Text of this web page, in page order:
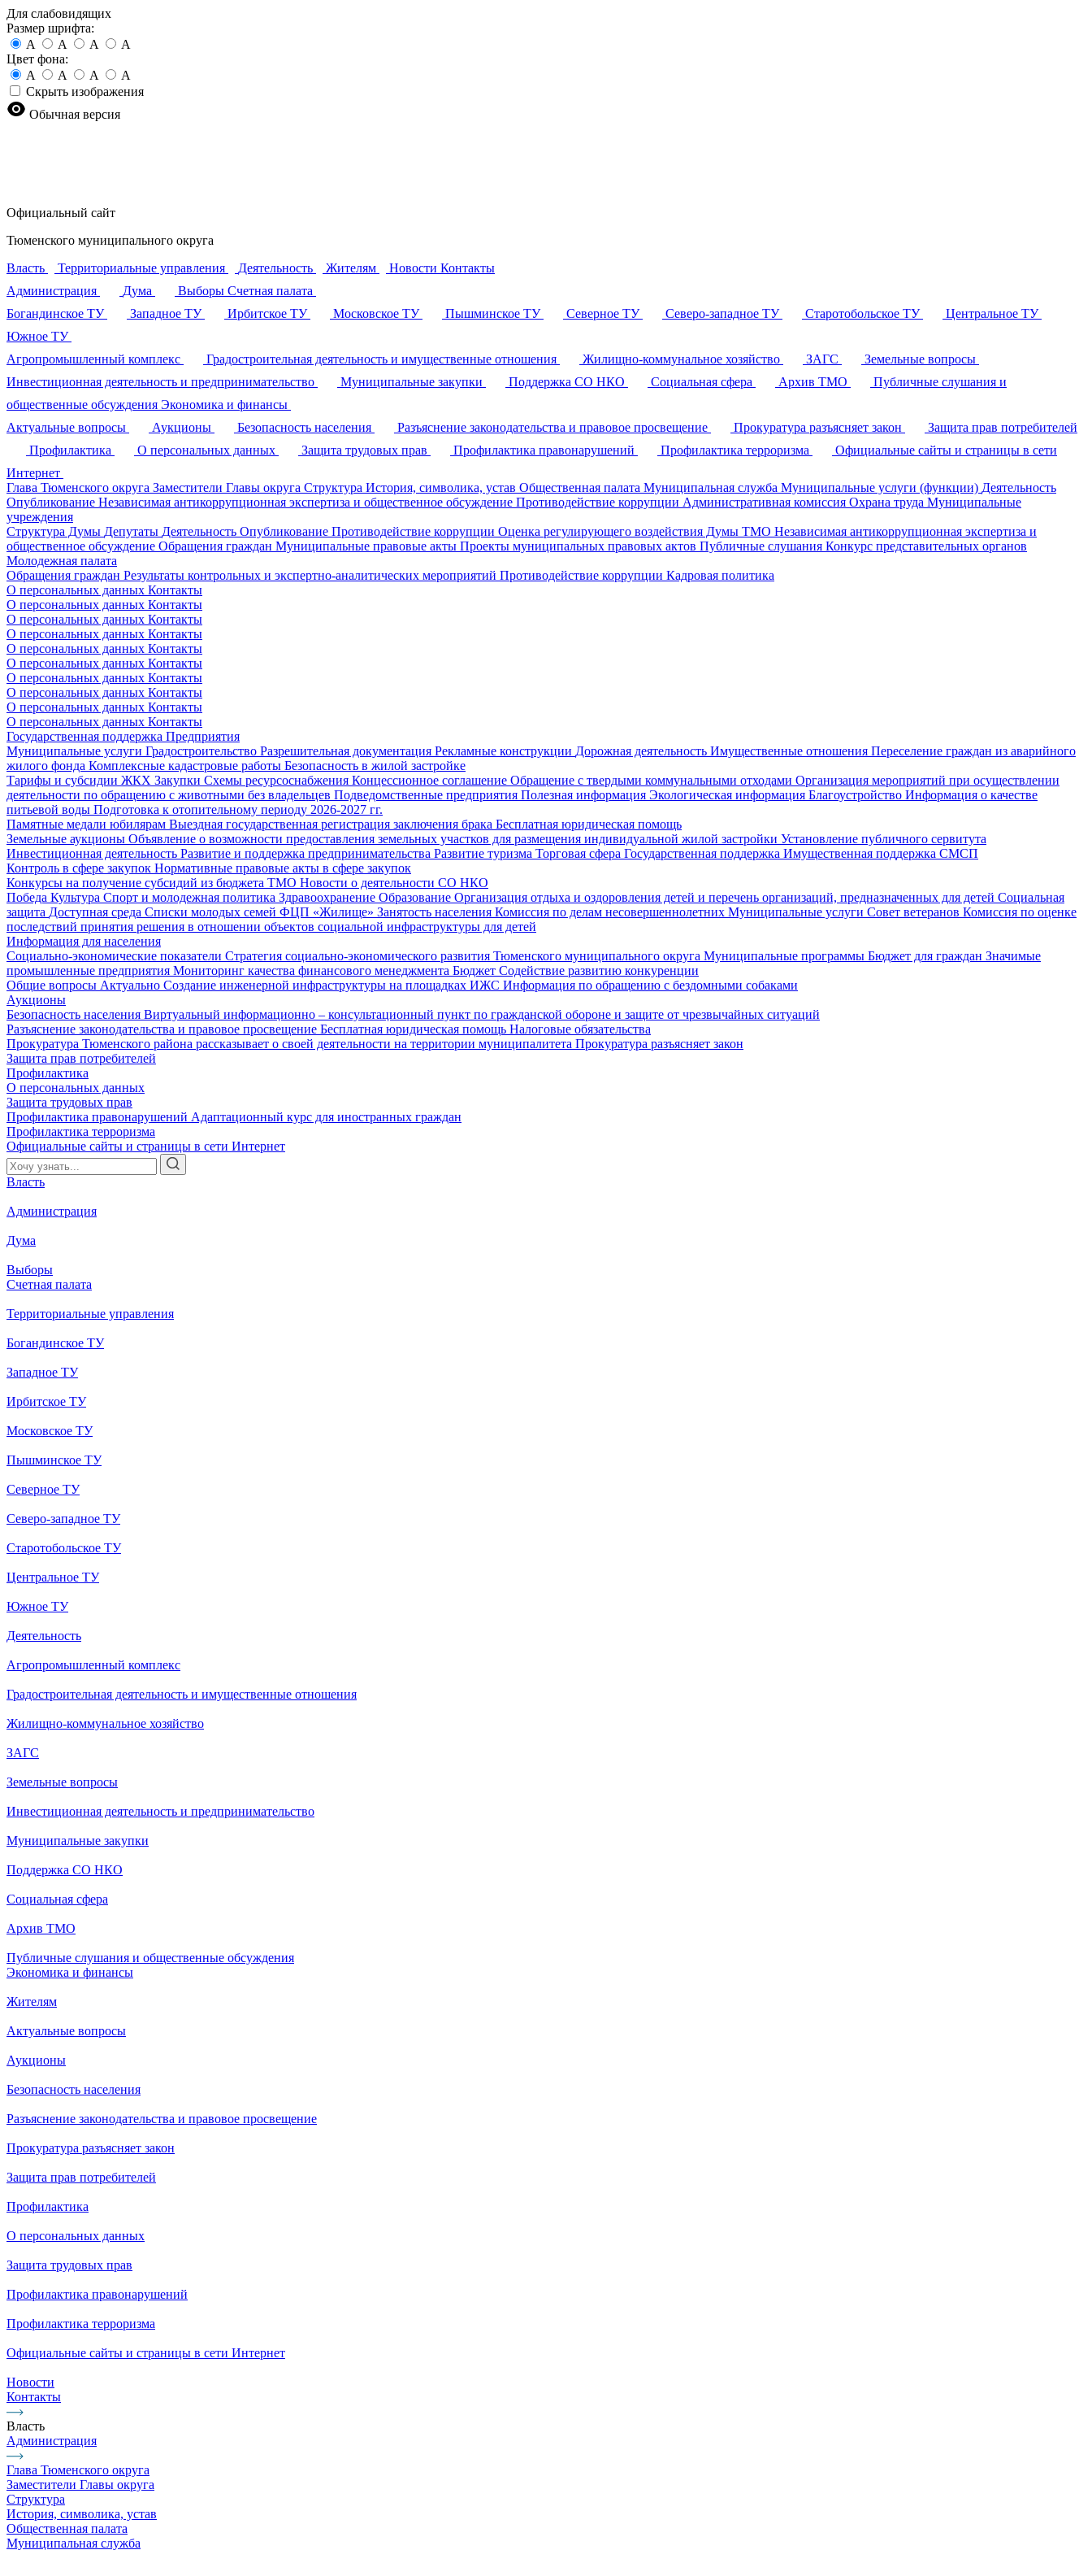
Для слабовидящих
Размер шрифта:
A
A A
A
Цвет фона:
A
A A
A
Скрыть изображения
Обычная версия
Официальный сайт
Тюменского муниципального округа
Власть
Территориальные управления Деятельность Жителям Новости Контакты
Администрация
Дума Выборы Счетная палата
Богандинское ТУ
Западное ТУ Ирбитское ТУ Московское ТУ Пышминское ТУ Северное ТУ Северо-западное ТУ Старотобольское ТУ
Центральное ТУ
Южное ТУ
Агропромышленный комплекс
Градостроительная деятельность и имущественные отношения Жилищно-коммунальное хозяйство ЗАГС
Земельные вопросы
Инвестиционная деятельность и предпринимательство
Муниципальные закупки Поддержка СО НКО Социальная сфера Архив ТМО
Публичные слушания и
общественные обсуждения Экономика и финансы
Актуальные вопросы
Аукционы Безопасность населения Разъяснение законодательства и правовое просвещение Прокуратура разъясняет закон
Защита прав потребителей
Профилактика
О персональных данных Защита трудовых прав Профилактика правонарушений Профилактика терроризма
Официальные сайты и страницы в сети
Интернет
Глава Тюменского округа Заместители Главы округа Структура История, символика, устав Общественная палата Муниципальная служба Муниципальные услуги (функции) Деятельность
Опубликование Независимая антикоррупционная экспертиза и общественное обсуждение Противодействие коррупции Административная комиссия Охрана труда Муниципальные
учреждения
Структура Думы Депутаты Деятельность Опубликование Противодействие коррупции Оценка регулирующего воздействия Думы ТМО Независимая антикоррупционная экспертиза и
общественное обсуждение Обращения граждан Муниципальные правовые акты Проекты муниципальных правовых актов Публичные слушания Конкурс представительных органов
Молодежная палата
Обращения граждан Результаты контрольных и экспертно-аналитических мероприятий Противодействие коррупции Кадровая политика
О персональных данных Контакты
О персональных данных Контакты
О персональных данных Контакты
О персональных данных Контакты
О персональных данных Контакты
О персональных данных Контакты
О персональных данных Контакты
О персональных данных Контакты
О персональных данных Контакты
О персональных данных Контакты
Государственная поддержка Предприятия
Муниципальные услуги Градостроительство Разрешительная документация Рекламные конструкции Дорожная деятельность Имущественные отношения Переселение граждан из аварийного
жилого фонда Комплексные кадастровые работы Безопасность в жилой застройке
Тарифы и субсидии ЖКХ Закупки Схемы ресурсоснабжения Концессионное соглашение Обращение с твердыми коммунальными отходами Организация мероприятий при осуществлении
деятельности по обращению с животными без владельцев Подведомственные предприятия Полезная информация Экологическая информация Благоустройство Информация о качестве
питьевой воды Подготовка к отопительному периоду 2026-2027 гг.
Памятные медали юбилярам Выездная государственная регистрация заключения брака Бесплатная юридическая помощь
Земельные аукционы Объявление о возможности предоставления земельных участков для размещения индивидуальной жилой застройки Установление публичного сервитута
Инвестиционная деятельность Развитие и поддержка предпринимательства Развитие туризма Торговая сфера Государственная поддержка Имущественная поддержка СМСП
Контроль в сфере закупок Нормативные правовые акты в сфере закупок
Конкурсы на получение субсидий из бюджета ТМО Новости о деятельности СО НКО
Победа Культура Спорт и молодежная политика Здравоохранение Образование Организация отдыха и оздоровления детей и перечень организаций, предназначенных для детей Социальная
защита Доступная среда Списки молодых семей ФЦП «Жилище» Занятость населения Комиссия по делам несовершеннолетних Муниципальные услуги Совет ветеранов Комиссия по оценке
последствий принятия решения в отношении объектов социальной инфраструктуры для детей
Информация для населения
Социально-экономические показатели Стратегия социально-экономического развития Тюменского муниципального округа Муниципальные программы Бюджет для граждан Значимые
промышленные предприятия Мониторинг качества финансового менеджмента Бюджет Содействие развитию конкуренции
Общие вопросы Актуально Создание инженерной инфраструктуры на площадках ИЖС Информация по обращению с бездомными собаками
Аукционы
Безопасность населения Виртуальный информационно – консультационный пункт по гражданской обороне и защите от чрезвычайных ситуаций
Разъяснение законодательства и правовое просвещение Бесплатная юридическая помощь Налоговые обязательства
Прокуратура Тюменского района рассказывает о своей деятельности на территории муниципалитета Прокуратура разъясняет закон
Защита прав потребителей
Профилактика
О персональных данных
Защита трудовых прав
Профилактика правонарушений Адаптационный курс для иностранных граждан
Профилактика терроризма
Официальные сайты и страницы в сети Интернет
Власть
Администрация
Дума
Выборы
Счетная палата
Территориальные управления
Богандинское ТУ
Западное ТУ
Ирбитское ТУ
Московское ТУ
Пышминское ТУ
Северное ТУ
Северо-западное ТУ
Старотобольское ТУ
Центральное ТУ
Южное ТУ
Деятельность
Агропромышленный комплекс
Градостроительная деятельность и имущественные отношения
Жилищно-коммунальное хозяйство
ЗАГС
Земельные вопросы
Инвестиционная деятельность и предпринимательство
Муниципальные закупки
Поддержка СО НКО
Социальная сфера
Архив ТМО
Публичные слушания и общественные обсуждения
Экономика и финансы
Жителям
Актуальные вопросы
Аукционы
Безопасность населения
Разъяснение законодательства и правовое просвещение
Прокуратура разъясняет закон
Защита прав потребителей
Профилактика
О персональных данных
Защита трудовых прав
Профилактика правонарушений
Профилактика терроризма
Официальные сайты и страницы в сети Интернет
Новости
Контакты
Власть
Администрация
Глава Тюменского округа
Заместители Главы округа
Структура
История, символика, устав
Общественная палата
Муниципальная служба